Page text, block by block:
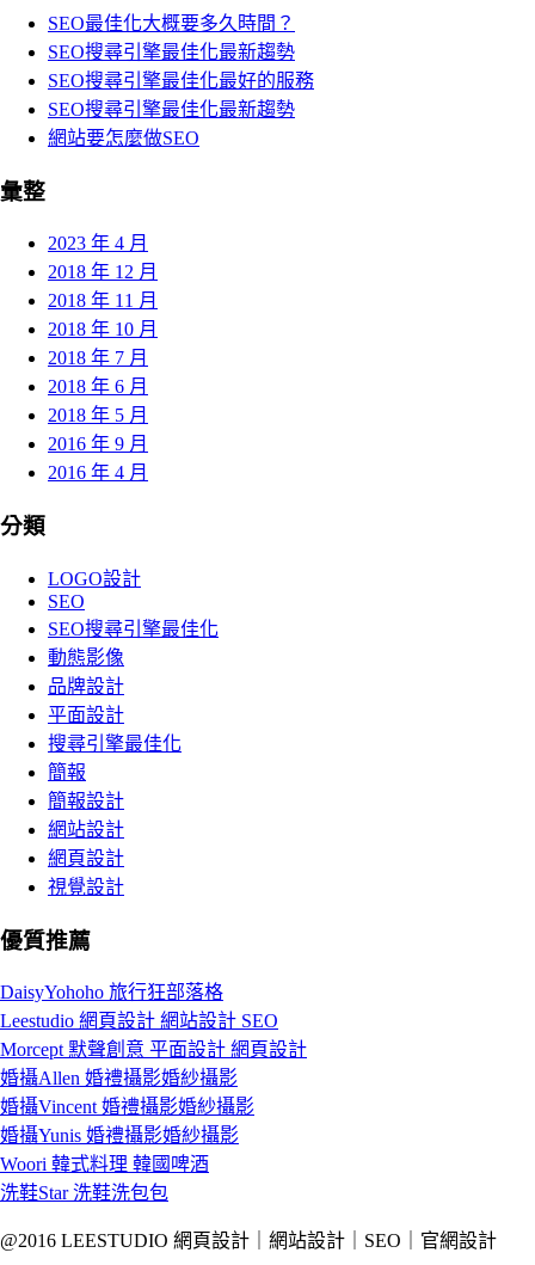
SEO最佳化大概要多久時間？
SEO搜尋引擎最佳化最新趨勢
SEO搜尋引擎最佳化最好的服務
SEO搜尋引擎最佳化最新趨勢
網站要怎麼做SEO
彙整
2023 年 4 月
2018 年 12 月
2018 年 11 月
2018 年 10 月
2018 年 7 月
2018 年 6 月
2018 年 5 月
2016 年 9 月
2016 年 4 月
分類
LOGO設計
SEO
SEO搜尋引擎最佳化
動態影像
品牌設計
平面設計
搜尋引擎最佳化
簡報
簡報設計
網站設計
網頁設計
視覺設計
優質推薦
DaisyYohoho 旅行狂部落格
Leestudio 網頁設計 網站設計 SEO
Morcept 默聲創意 平面設計 網頁設計
婚攝Allen 婚禮攝影婚紗攝影
婚攝Vincent 婚禮攝影婚紗攝影
婚攝Yunis 婚禮攝影婚紗攝影
Woori 韓式料理 韓國啤酒
洗鞋Star 洗鞋洗包包
@2016 LEESTUDIO 網頁設計｜網站設計｜SEO｜官網設計